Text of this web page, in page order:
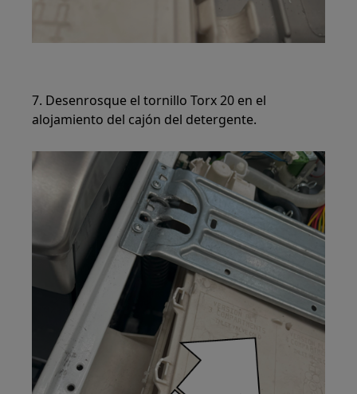
7. Desenrosque el tornillo Torx 20 en el
alojamiento del cajón del detergente.